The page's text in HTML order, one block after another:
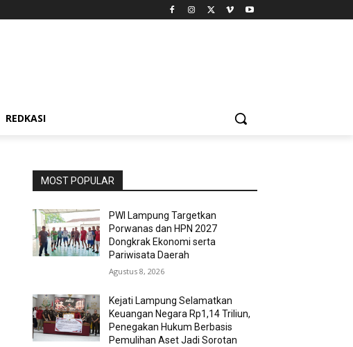
REDKASI
MOST POPULAR
PWI Lampung Targetkan
Porwanas dan HPN 2027
Dongkrak Ekonomi serta
Pariwisata Daerah
Agustus 8, 2026
Kejati Lampung Selamatkan
Keuangan Negara Rp1,14 Triliun,
Penegakan Hukum Berbasis
Pemulihan Aset Jadi Sorotan